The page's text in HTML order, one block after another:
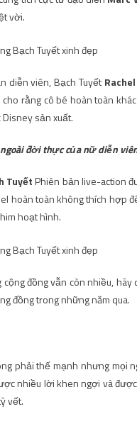
vời.
diễn viên, Bạch Tuyết
rằng cô bé hoàn toàn
sản xuất.
đời thực của nữ diễn
TuyếtPhiên bản live-action
hoàn toàn không thích hợp
hoạt hình.
đồng vẫn còn nhiều,
đồng trong những năm qua.
phải thế mạnh nhưng mọi
nhiều lời khen ngợi và
vết.